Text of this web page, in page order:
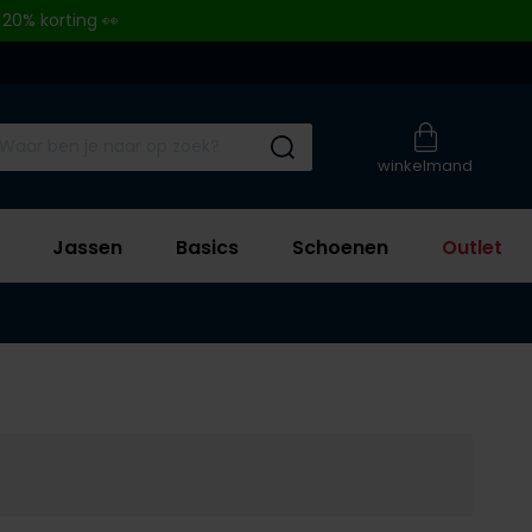
korting 👀
winkelmand
Submit search
Jassen Basics Schoenen Outlet